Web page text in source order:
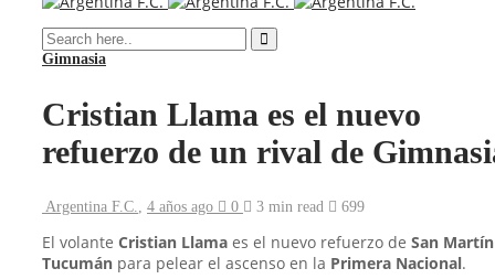
Gimnasia
Cristian Llama es el nuevo
refuerzo de un rival de
Argentina F.C. 4 años ago 0 3 min read 699
El volante Cristian Llama es el nuevo refuerzo de San
Tucumán para pelear el ascenso en la Primera Nacional.